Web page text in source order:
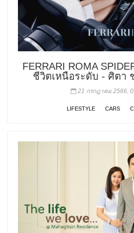
FERRARI ROMA
ชีวิตเหนือระดับ - ศิตา
21 กรกฎาคม 2566,
LIFESTYLE CARS